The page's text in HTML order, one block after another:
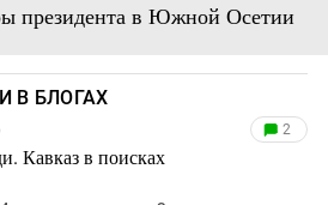
президента в Южной Осетии
В БЛОГАХ
Кавказ в поисках
2